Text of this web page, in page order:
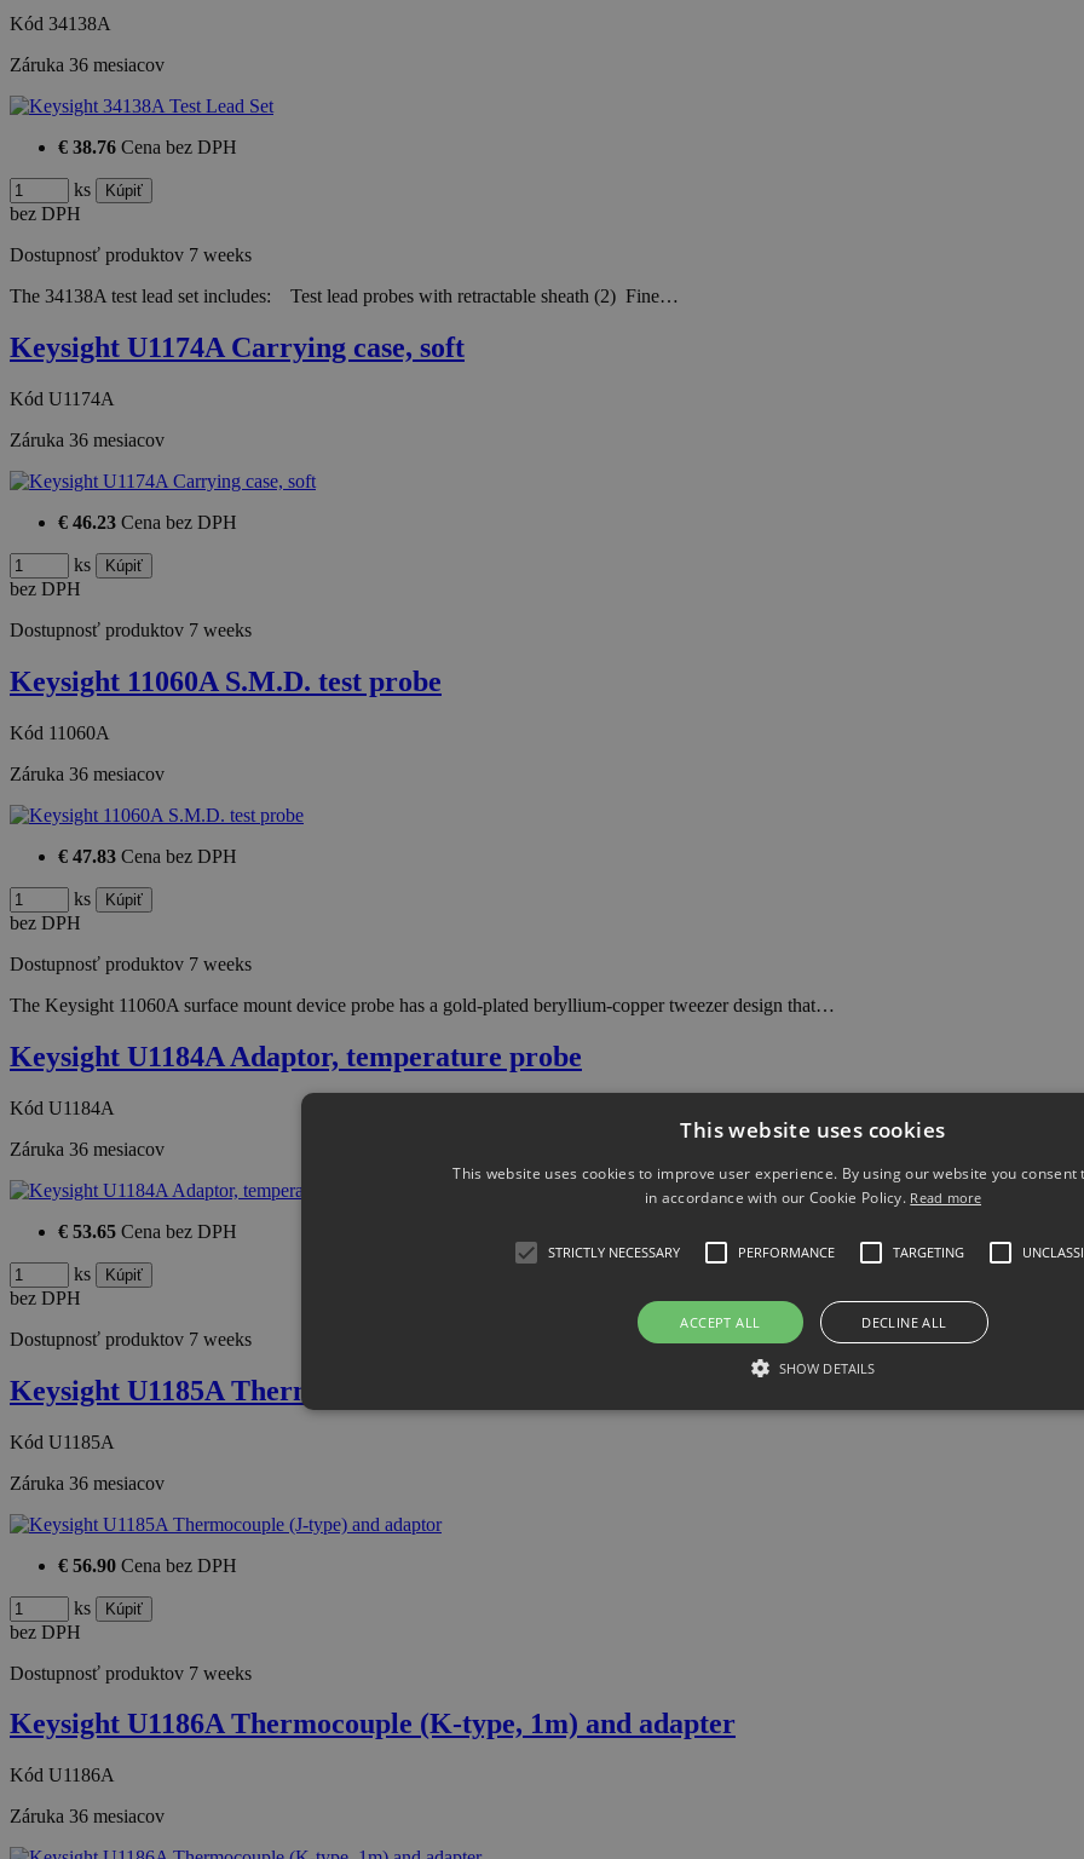
Kód 34138A
Záruka 36 mesiacov
€ 38.76 Cena bez DPH
ks
bez DPH
Dostupnosť produktov 7 weeks
The 34138A test lead set includes: Test lead probes with retractable sheath (2) Fine…
Keysight U1174A Carrying case, soft
Kód U1174A
Záruka 36 mesiacov
€ 46.23 Cena bez DPH
ks
bez DPH
Dostupnosť produktov 7 weeks
Keysight 11060A S.M.D. test probe
Kód 11060A
Záruka 36 mesiacov
€ 47.83 Cena bez DPH
ks
bez DPH
Dostupnosť produktov 7 weeks
The Keysight 11060A surface mount device probe has a gold-plated beryllium-copper tweezer design that…
Keysight U1184A Adaptor, temperature probe
Kód U1184A
Záruka 36 mesiacov
€ 53.65 Cena bez DPH
ks
bez DPH
Dostupnosť produktov 7 weeks
Keysight U1185A Thermocouple (J-type) and adaptor
Kód U1185A
Záruka 36 mesiacov
€ 56.90 Cena bez DPH
ks
bez DPH
Dostupnosť produktov 7 weeks
Keysight U1186A Thermocouple (K-type, 1m) and adapter
Kód U1186A
Záruka 36 mesiacov
This website uses cookies
This website uses cookies to improve user experience. By using our website you consent
in accordance with our Cookie Policy. Read more
STRICTLY NECESSARY PERFORMANCE TARGETING
ACCEPT ALL DECLINE ALL
SHOW DETAILS